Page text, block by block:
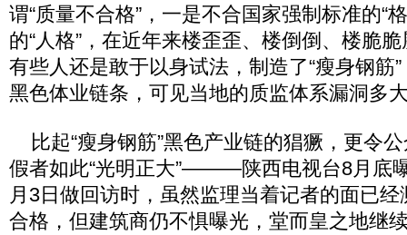
谓“质量不合格”，一是不合国家强制标准的“
的“人格”，在近年来楼歪歪、楼倒倒、楼脆
有些人还是敢于以身试法，制造了“瘦身钢筋
黑色体业链条，可见当地的质监体系漏洞多
比起“瘦身钢筋”黑色产业链的猖獗，更令
假者如此“光明正大”———陕西电视台8月底
月3日做回访时，虽然监理当着记者的面已
合格，但建筑商仍不惧曝光，堂而皇之地继